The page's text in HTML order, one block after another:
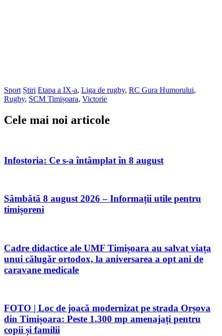
Sport Știri Etapa a IX-a, Liga de rugby, RC Gura Humorului,
Rugby, SCM Timișoara, Victorie
Cele mai noi articole
Infostoria: Ce s-a întâmplat în 8 august
Sâmbătă 8 august 2026 – Informații utile pentru
timișoreni
Cadre didactice ale UMF Timișoara au salvat viața
unui călugăr ortodox, la aniversarea a opt ani de
caravane medicale
FOTO | Loc de joacă modernizat pe strada Orșova
din Timișoara: Peste 1.300 mp amenajați pentru
copii și familii